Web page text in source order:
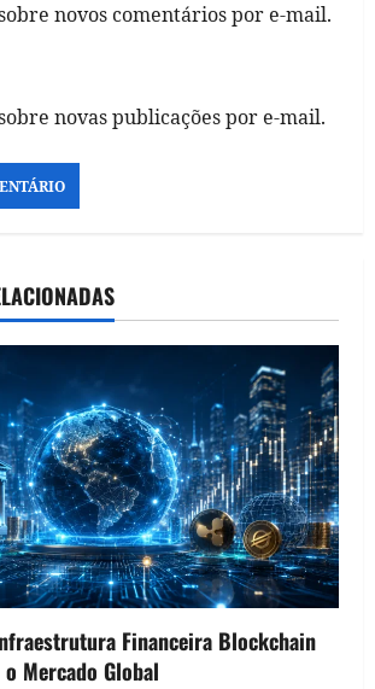
novos comentários por e-mail.
novas publicações por e-mail.
Financeira Blockchain
Mercado Global